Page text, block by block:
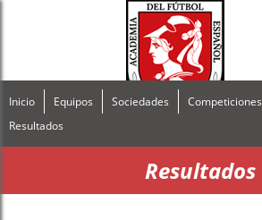
Inicio Equipos Sociedades Competiciones
Resultados
Resultados